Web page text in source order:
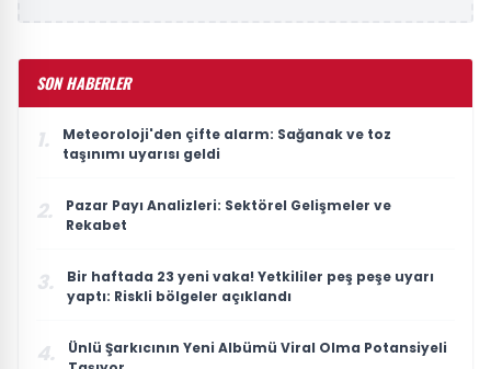
SON HABERLER
1.
Meteoroloji'den çifte alarm: Sağanak ve toz
taşınımı uyarısı geldi
2.
Pazar Payı Analizleri: Sektörel Gelişmeler ve
Rekabet
3.
Bir haftada 23 yeni vaka! Yetkililer peş peşe uyarı
yaptı: Riskli bölgeler açıklandı
4.
Ünlü Şarkıcının Yeni Albümü Viral Olma Potansiyeli